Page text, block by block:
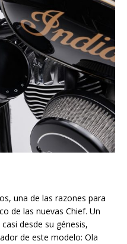
una de las razones para
de las nuevas Chief. Un
desde su génesis,
de este modelo: Ola